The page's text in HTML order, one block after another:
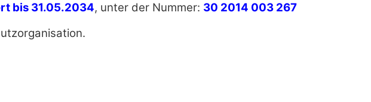
bis 31.05.2034, unter der Nummer: 30 2014 003 267